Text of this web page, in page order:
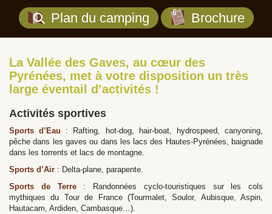
Plan du camping Brochure
La Vallée des Gaves, au cœur des
Pyrénées, met à votre disposition un très
large éventail d’activités !
Activités sportives
Sports d’Eau : Rafting, hot-dog, hair-boat, hydrospeed, canyoning,
pêche dans les gaves ou dans les lacs des Hautes-Pyrénées, baignade
dans les torrents et lacs de montagne.
Sports d’Air : Delta-plane, parapente.
Sports de Terre: Randonnées cyclo-touristiques sur les cols
mythiques du Tour de France (Tourmalet, Soulor, Aubisque, Aspin,
Hautacam, Ardiden, Cambasque…).